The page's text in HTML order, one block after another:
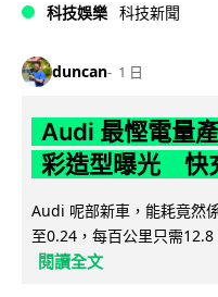
科技娛樂 科技新聞
duncan 1 日
Audi 最慳電量
彩造型曝光 快
Audi 呢部新車，能耗竟然
至0.24，每百公里只需
閱讀全文